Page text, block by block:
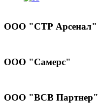
ООО "СТР Арсенал"
ООО "Самерс"
ООО "ВСВ Партнер"